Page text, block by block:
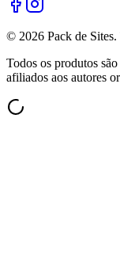
© 2026 Pack de Sites.
Todos os produtos
afiliados aos autores